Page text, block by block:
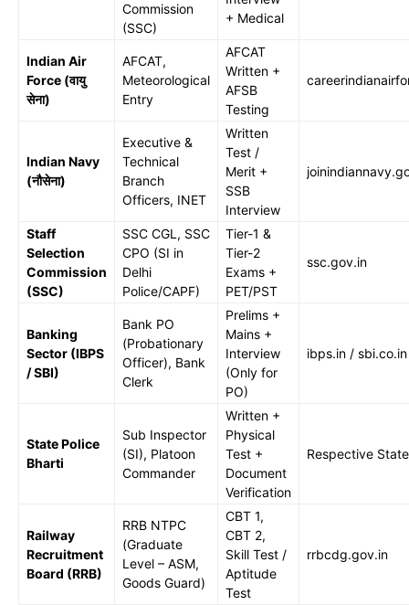
Commission
(SSC)
+ Medical
Indian Air
Force (वायु
सेना)
AFCAT,
Meteorological
Entry
AFCAT
Written +
AFSB
Testing
Indian Navy
(नौसेना)
Executive &
Technical
Branch
Officers, INET
Written
Test /
Merit +
SSB
Interview
Staff
Selection
Commission
(SSC)
SSC CGL, SSC
CPO (SI in
Delhi
Police/CAPF)
Tier-1 &
Tier-2
Exams +
PET/PST
ssc.gov.in
Banking
Sector (IBPS
/ SBI)
Bank PO
(Probationary
Officer), Bank
Clerk
Prelims +
Mains +
Interview
(Only for
PO)
ibps.in / sbi.co.in
State Police
Bharti
Sub Inspector
(SI), Platoon
Commander
Written +
Physical
Test +
Document
Verification
Respective
Railway
Recruitment
Board (RRB)
RRB NTPC
(Graduate
Level – ASM,
Goods Guard)
CBT 1,
CBT 2,
Skill Test /
Aptitude
Test
rrbcdg.gov.in